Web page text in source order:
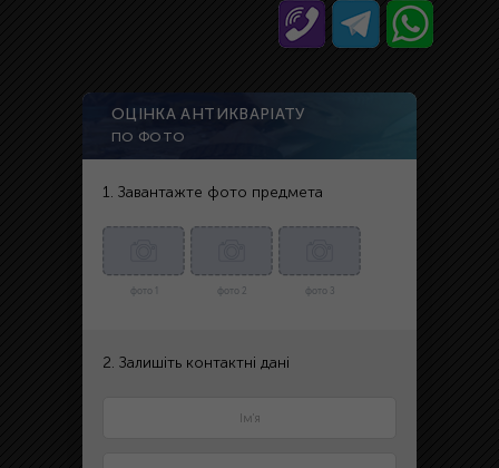
ОЦІНКА АНТИКВАРІАТУ
ПО ФОТО
1. Завантажте фото предмета
фото 1 фото 2 фото 3
2. Залишіть контактні дані